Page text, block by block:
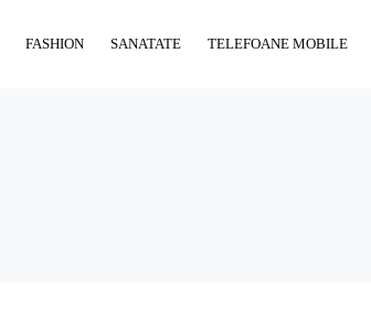
FASHION SANATATE TELEFOANE MOBILE